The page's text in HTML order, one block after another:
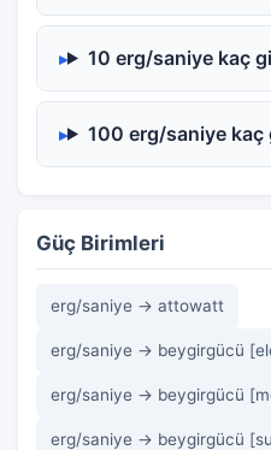
10 erg/saniye kaç
100 erg/saniye kaç
Güç Birimleri
erg/saniye → attowatt
erg/saniye → beygirgücü
erg/saniye → beygirgücü
erg/saniye → beygirgücü